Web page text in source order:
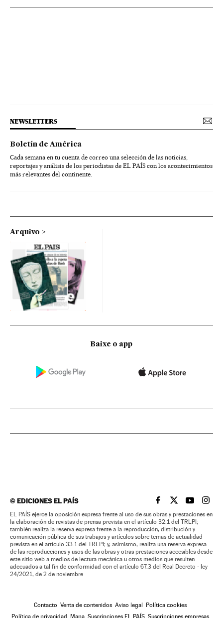
NEWSLETTERS
Boletín de América
Cada semana en tu cuenta de correo una selección de las noticias,
reportajes y análisis de los periodistas de EL PAÍS con los acontecimientos
más relevantes del continente.
Arquivo
Baixe o app
©EDICIONES EL PAÍS EL PAÍS BRASIL EN
EL PAÍSEL PAÍS
EL
EL PAÍS ejerce la oposición expresa frente al uso de sus obras y prestaciones en
la elaboración de revistas de prensa prevista en el artículo 32.1 del TRLPI;
también realiza la reserva expresa frente a la reproducción, distribución y
comunicación pública de sus trabajos y artículos sobre temas de actualidad
prevista en el artículo 33.1 del TRLPI; y, asimismo, realiza una reserva expresa
de las reproducciones y usos de las obras y otras prestaciones accesibles desde
este sitio web a medios de lectura mecánica u otros medios que resulten
adecuados a tal fin de conformidad con el artículo 67.3 del Real Decreto - ley
24/2021, de 2 de noviembre
Contacto Venta de contenidos Aviso legal Política cookies
Política de privacidad Mapa Suscripciones EL PAÍS Suscripciones empresas